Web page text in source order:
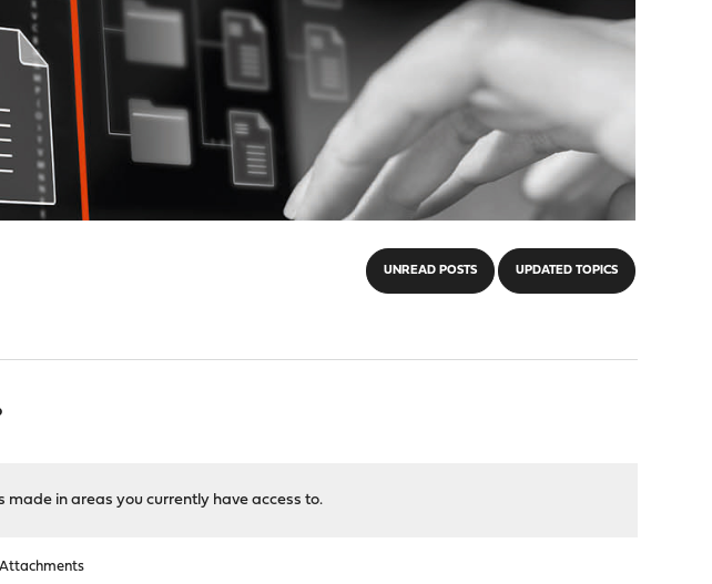
UNREAD POSTS UPDATED TOPICS
in areas you currently have access to.
Attachments